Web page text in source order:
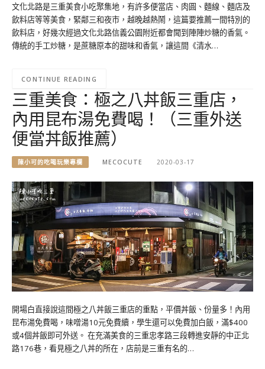
文化北路是三重美食小吃聚集地，有許多便當店、肉圓、麵線、麵店及
飲料店等等美食，緊鄰三和夜市，越晚越熱鬧，這篇要推薦一間特別的
飲料店，好幾次經過文化北路信義公園附近都會聞到陣陣炒糖的香氣。
傳統的手工炒糖，是蔗糖原本的甜味和香氣，讓這間《清水…
CONTINUE READING
三重美食：極之八丼飯三重店，
內用昆布湯免費喝！（三重外送
便當丼飯推薦）
陳小可的吃喝玩樂專欄 MECOCUTE 2020-03-17
開場白直接說這間極之八丼飯三重店的重點，平價丼飯、份量多！內用
昆布湯免費喝，味噌湯10元免費續，學生還可以免費加白飯，滿$400
或4個丼飯即可外送。 在充滿美食的三重忠孝路三段轉進安靜的中正北
路176巷，看見極之八丼的所在，店前是三重有名的…